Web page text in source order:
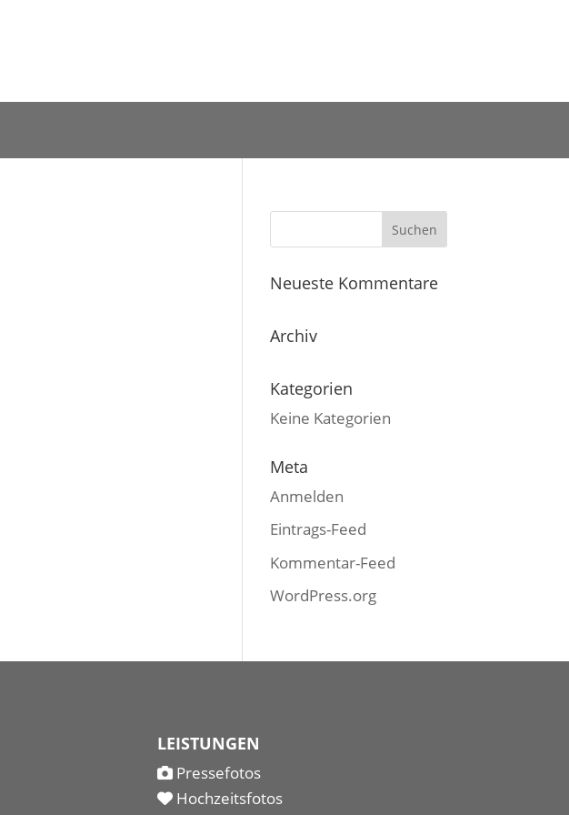
Neueste Kommentare
Archiv
Kategorien
Keine Kategorien
Meta
Anmelden
Eintrags-Feed
Kommentar-Feed
WordPress.org
LEISTUNGEN
Pressefotos
Hochzeitsfotos